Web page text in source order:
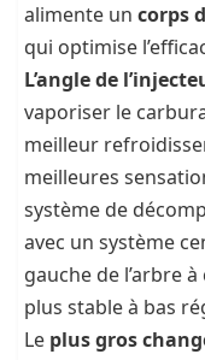
alimente un corps
qui optimise
L’angle de
vaporiser le
meilleur
meilleures
système de
avec un système
gauche de l’arbre
plus stable à bas
Le plus gros